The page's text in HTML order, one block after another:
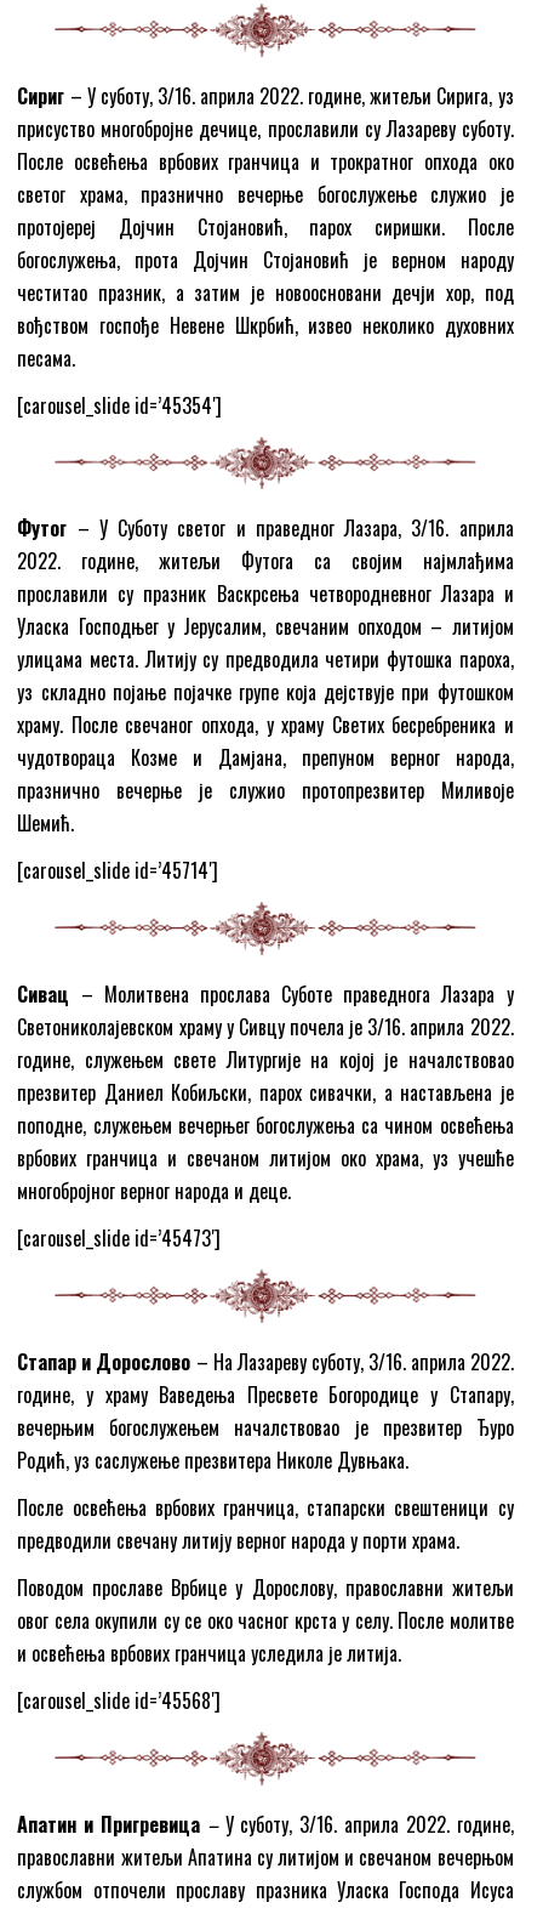
Сириг – У суботу, 3/16. априла 2022. године, житељи Сирига, уз
присуство многобројне дечице, прославили су Лазареву суботу.
После освећења врбових гранчица и трократног опхода око
светог храма, празнично вечерње богослужење служио је
протојереј Дојчин Стојановић, парох сиришки. После
богослужења, прота Дојчин Стојановић је верном народу
честитао празник, а затим је новоосновани дечји хор, под
вођством госпође Невене Шкрбић, извео неколико духовних
песама.
[carousel_slide id=’45354′]
Футог – У Суботу светог и праведног Лазара, 3/16. априла
2022. године, житељи Футога са својим најмлађима
прославили су празник Васкрсења четвородневног Лазара и
Уласка Господњег у Јерусалим, свечаним опходом – литијом
улицама места. Литију су предводилa четири футошка пароха,
уз складно појање појачке групе која дејствује при футошком
храму. После свечаног опхода, у храму Светих бесребреника и
чудотвораца Козме и Дамјана, препуном верног народа,
празнично вечерње је служио протопрезвитер Миливоје
Шемић.
[carousel_slide id=’45714′]
Сивац – Mолитвена прослава Суботе праведнога Лазара у
Светониколајевском храму у Сивцу почела је 3/16. априла 2022.
године, служењем свете Литургије на којој је началствовао
презвитер Даниел Кобиљски, парох сивачки, а настављена је
поподне, служењем вечерњег богослужења са чином освећења
врбових гранчица и свечаном литијом око храма, уз учешће
многобројног верног народа и деце.
[carousel_slide id=’45473′]
Стапар и Дорослово – На Лазареву суботу, 3/16. априла 2022.
године, у храму Ваведења Пресвете Богородице у Стапару,
вечерњим богослужењем началствовао је презвитер Ђуро
Родић, уз саслужење презвитера Николе Дувњака.
После освећења врбових гранчица, стапарски свештеници су
предводили свечану литију верног народа у порти храма.
Поводом прославе Врбице у Дорослову, православни житељи
овог села окупили су се око часног крста у селу. После молитве
и освећења врбових гранчица уследила је литија.
[carousel_slide id=’45568′]
Апатин и Пригревицa –У суботу, 3/16. априла 2022. године,
православни житељи Апатина су литијом и свечаном вечерњом
службом отпочели прославу празника Уласка Господа Исуса